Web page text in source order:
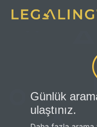
Günlük
ulaştınız.